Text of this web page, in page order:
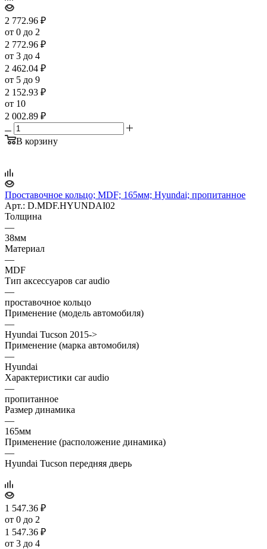
2 772.96 ₽
от 0 до 2
2 772.96 ₽
от 3 до 4
2 462.04 ₽
от 5 до 9
2 152.93 ₽
от 10
2 002.89 ₽
В корзину
Проставочное кольцо; MDF; 165мм; Hyundai; пропитанное
Арт.: D.MDF.HYUNDAI02
Толщина
—
38мм
Материал
—
MDF
Тип аксессуаров car audio
—
проставочное кольцо
Применение (модель автомобиля)
—
Hyundai Tucson 2015->
Применение (марка автомобиля)
—
Hyundai
Характеристики car audio
—
пропитанное
Размер динамика
—
165мм
Применение (расположение динамика)
—
Hyundai Tucson передняя дверь
1 547.36 ₽
от 0 до 2
1 547.36 ₽
от 3 до 4